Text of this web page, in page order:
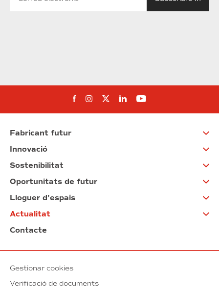
Segueix-nos al Facebook
Segueix-nos a Instagram
Segueix-nos a Twitter
Segueix-nos a
Segueix-nos a
Fabricant futur
Innovació
Sostenibilitat
Oportunitats de futur
Lloguer d’espais
Actualitat
Contacte
Gestionar cookies
Verificació de documents